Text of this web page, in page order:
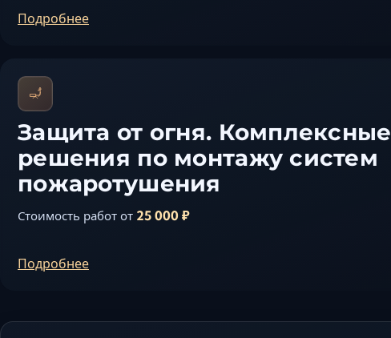
Подробнее
Защита от огня. Комплексные
решения по монтажу систем
пожаротушения
Стоимость работ от 25 000 ₽
Подробнее